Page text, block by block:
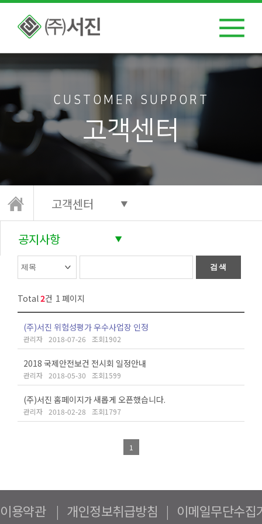
CUSTOMER SUPPORT
고객센터
고객센터
공지사항
Total2건 1 페이지
(주)서진 위험성평가 우수사업장 인정
관리자 2018-07-26 1902
2018 국제안전보건 전시회 일정안내
관리자 2018-05-30 1599
(주)서진 홈페이지가 새롭게 오픈했습니다.
관리자 2018-02-28 1797
1
이용약관| 개인정보취급방침 | 이메일무단수집